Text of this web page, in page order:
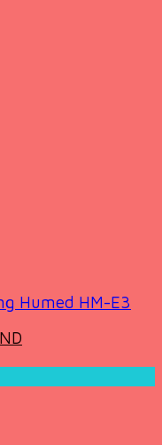
Humed HM-E3